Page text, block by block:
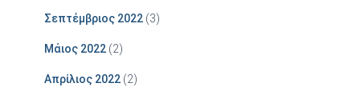
Σεπτέμβριος 2022 (3)
Μάιος 2022 (2)
Απρίλιος 2022 (2)